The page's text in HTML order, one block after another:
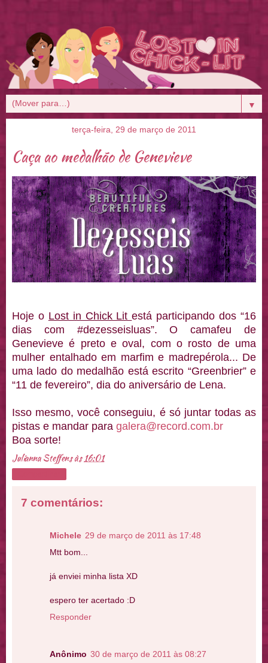
▼
terça-feira, 29 de março de 2011
Caça ao medalhão de Genevieve
Hoje o Lost in Chick Litestá participando dos “16
dias com #dezesseisluas”. O camafeu de
Genevieve é preto e oval, com o rosto de uma
mulher entalhado em marfim e madrepérola... De
uma lado do medalhão está escrito “Greenbrier” e
“11 de fevereiro”, dia do aniversário de Lena.
Isso mesmo, você conseguiu, é só juntar todas as
pistas e mandar para galera@record.com.br
Boa sorte!
Julianna Steffensàs16:01
7 comentários:
Michele 29 de março de 2011 às 17:48
Mtt bom...
já enviei minha lista XD
espero ter acertado :D
Responder
Anônimo 30 de março de 2011 às 08:27